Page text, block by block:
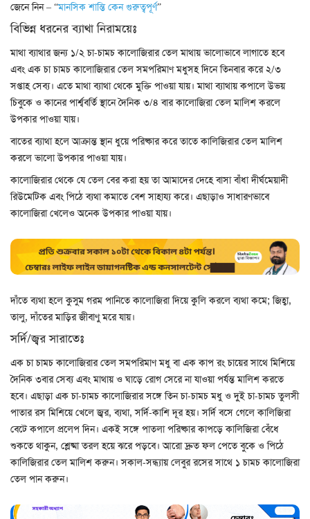
জেনে নিন – “মানসিক শান্তি কেন গুরুত্বপূর্ণ”
বিভিন্ন ধরনের ব্যাথা নিরাময়েঃ
মাথা ব্যাথার জন্য ১/২ চা-চামচ কালোজিরার তেল মাথায় ভালোভাবে লাগাতে হবে
এবং এক চা চামচ কালোজিরার তেল সমপরিমাণ মধুসহ দিনে তিনবার করে ২/৩
সপ্তাহ সেব্য। এতে মাথা ব্যাথা থেকে মুক্তি পাওয়া যায়। মাথা ব্যাথায় কপালে উভয়
চিবুকে ও কানের পার্শ্ববর্তি স্থানে দৈনিক ৩/৪ বার কালোজিরা তেল মালিশ করলে
উপকার পাওয়া যায়।
বাতের ব্যাথা হলে আক্রান্ত স্থান ধুয়ে পরিষ্কার করে তাতে কালিজিরার তেল মালিশ
করলে ভালো উপকার পাওয়া যায়।
কালোজিরার থেকে যে তেল বের করা হয় তা আমাদের দেহে বাসা বাঁধা দীর্ঘমেয়াদী
রিউমেটিক এবং পিঠে ব্যথা কমাতে বেশ সাহায্য করে। এছাড়াও সাধারণভাবে
কালোজিরা খেলেও অনেক উপকার পাওয়া যায়।
দাঁতে ব্যথা হলে কুসুম গরম পানিতে কালোজিরা দিয়ে কুলি করলে ব্যথা কমে; জিহ্বা,
তালু, দাঁতের মাড়ির জীবাণু মরে যায়।
সর্দি/জ্বর সারাতেঃ
এক চা চামচ কালোজিরার তেল সমপরিমাণ মধু বা এক কাপ রং চায়ের সাথে মিশিয়ে
দৈনিক ৩বার সেব্য এবং মাথায় ও ঘাড়ে রোগ সেরে না যাওয়া পর্যন্ত মালিশ করতে
হবে। এছাড়া এক চা-চামচ কালোজিরার সঙ্গে তিন চা-চামচ মধু ও দুই চা-চামচ তুলসী
পাতার রস মিশিয়ে খেলে জ্বর, ব্যথা, সর্দি-কাশি দূর হয়। সর্দি বসে গেলে কালিজিরা
বেটে কপালে প্রলেপ দিন। একই সঙ্গে পাতলা পরিষ্কার কাপড়ে কালিজিরা বেঁধে
শুকতে থাকুন, শ্লেষ্মা তরল হয়ে ঝরে পড়বে। আরো দ্রুত ফল পেতে বুকে ও পিঠে
কালিজিরার তেল মালিশ করুন। সকাল-সন্ধ্যায় লেবুর রসের সাথে ১ চামচ কালোজিরা
তেল পান করুন।